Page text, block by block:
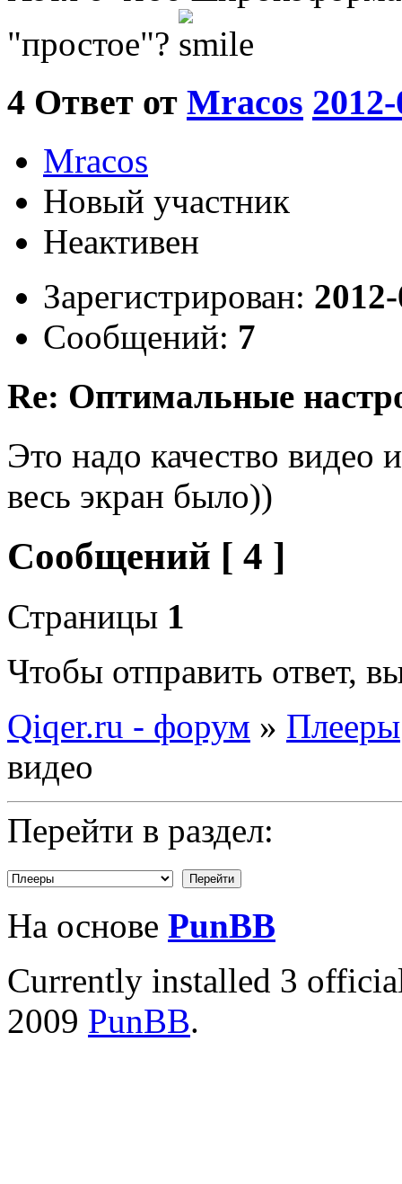
"простое"?
4 Ответ от Mracos
Mracos
Новый участник
Неактивен
Зарегистрирован:
Сообщений: 7
Re: Оптимальные
Это надо качество видео
весь экран было))
Сообщений [ 4 ]
Страницы 1
Чтобы отправить ответ,
Qiqer.ru - форум » Плееры
видео
Перейти в раздел:
На основе PunBB
Currently installed 3
2009 PunBB.